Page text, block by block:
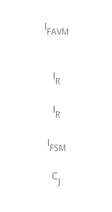
IFAVM
IR
IR
IFSM
CJ